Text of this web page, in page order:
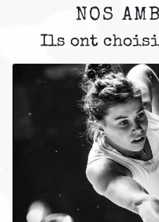
NOS
Ils ont choisi